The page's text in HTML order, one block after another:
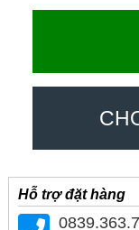
Hỗ trợ đặt hàng